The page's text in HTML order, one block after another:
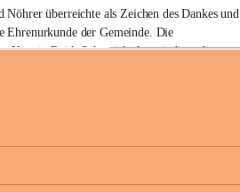
Nöhrer überreichte als Zeichen des Dankes und
Ehrenurkunde der Gemeinde. Die
Kerstin Raith-Schweighofer würdigte die
+6